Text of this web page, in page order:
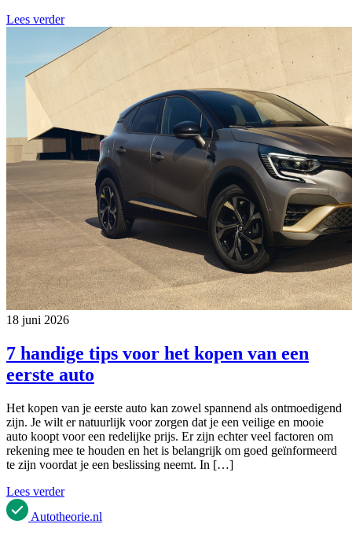
Lees verder
18 juni 2026
7 handige tips voor het kopen van een
eerste auto
Het kopen van je eerste auto kan zowel spannend als ontmoedigend
zijn. Je wilt er natuurlijk voor zorgen dat je een veilige en mooie
auto koopt voor een redelijke prijs. Er zijn echter veel factoren om
rekening mee te houden en het is belangrijk om goed geïnformeerd
te zijn voordat je een beslissing neemt. In […]
Lees verder
Autotheorie.nl